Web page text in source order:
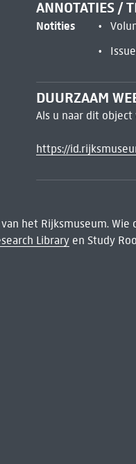
ANNOTATIES /
Notities
DUURZAAM
Als u naar dit
https://
het Rijksmuseum.
Libraryen Study